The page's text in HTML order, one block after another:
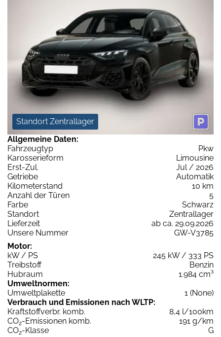
Standort Zentrallager
Allgemeine Daten:
Fahrzeugtyp
Pkw
Karosserieform
Limousine
Erst-Zul.
Jul / 2026
Getriebe
Automatik
Kilometerstand
10 km
Anzahl der Türen
5
Farbe
Schwarz
Standort
Zentrallager
Lieferzeit
ab ca. 29.09.2026
Unsere Nummer
GW-V3785
Motor:
kW / PS
245 kW / 333 PS
Treibstoff
Benzin
Hubraum
1.984 cm³
Umweltnormen:
Umweltplakette
1 (None)
Verbrauch und Emissionen nach WLTP:
Kraftstoffverbr. komb.
8,4 l/100km
CO2-Emissionen komb.
191 g/km
CO2-Klasse
G